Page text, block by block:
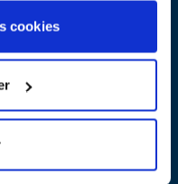
cookies
annuaire de
cliquant sur la fiche
le label. Réfrigérateur,
informatique,
d’équipements son
à Saint-Aubin-du-